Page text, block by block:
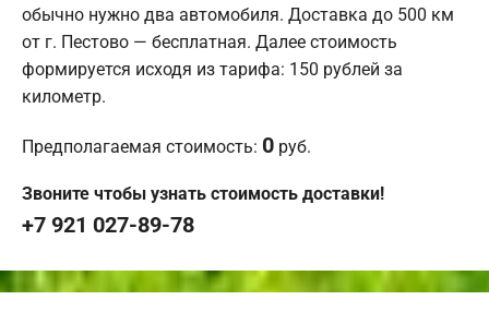
обычно нужно два автомобиля. Доставка до 500 км
от г. Пестово — бесплатная. Далее стоимость
формируется исходя из тарифа: 150 рублей за
километр.
Предполагаемая стоимость: 0 руб.
Звоните чтобы узнать стоимость доставки!
+7 921 027-89-78